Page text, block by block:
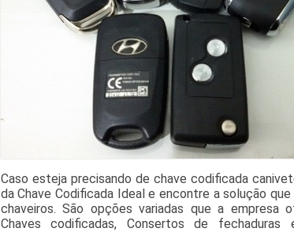
Caso esteja precisando de chave codificada
da Chave Codificada Ideal e encontre a solução
chaveiros. São opções variadas que a empresa
Chaves codificadas, Consertos de